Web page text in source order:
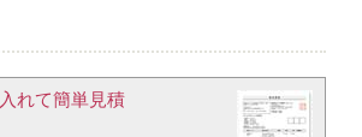
れて簡単見積​